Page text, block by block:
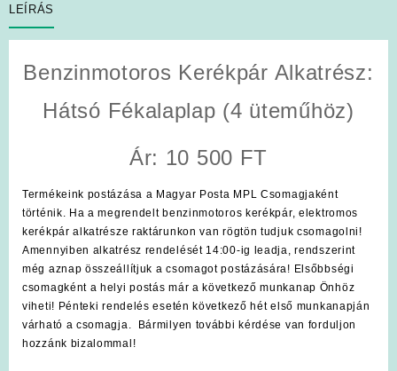
LEÍRÁS
Benzinmotoros Kerékpár Alkatrész:
Hátsó Fékalaplap (4 üteműhöz)
Ár: 10 500 FT
Termékeink postázása a Magyar Posta MPL Csomagjaként
történik. Ha a megrendelt benzinmotoros kerékpár, elektromos
kerékpár alkatrésze raktárunkon van rögtön tudjuk csomagolni!
Amennyiben alkatrész rendelését 14:00-ig leadja, rendszerint
még aznap összeállítjuk a csomagot postázására! Elsőbbségi
csomagként a helyi postás már a következő munkanap Önhöz
viheti! Pénteki rendelés esetén következő hét első munkanapján
várható a csomagja. Bármilyen további kérdése van forduljon
hozzánk bizalommal!